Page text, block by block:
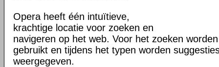
Opera heeft één intuïtieve,
krachtige locatie voor zoeken en
navigeren op het web. Voor het zoeken
gebruikt en tijdens het typen worden
weergegeven.